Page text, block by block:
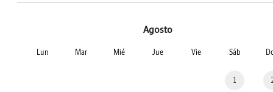
Agosto
Lun Mar Mié Jue Vie Sáb
1